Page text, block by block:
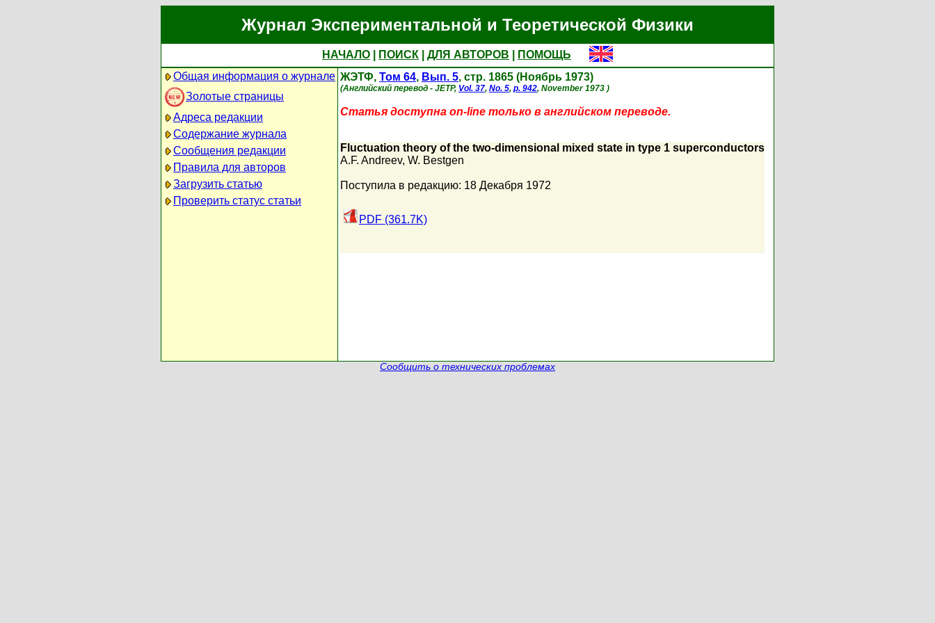
Журнал Экспериментальной и Теоретической Физики
НАЧАЛО ПОИСК ДЛЯ АВТОРОВ
ПОМОЩЬ
Общая информация о журнале
Золотые страницы
Адреса редакции
Содержание журнала
Сообщения редакции
Правила для авторов
Загрузить статью
Проверить статус статьи
ЖЭТФ, Том 64, Вып. 5, стр. 1865 (Ноябрь 1973)
(Английский перевод - JETP, Vol. 37, No. 5, p. 942, November 1973 )
Статья доступна on-line только в английском переводе.
Fluctuation theory of the two-dimensional mixed state in type 1 superconductors
A.F. Andreev, W. Bestgen
Поступила в редакцию: 18 Декабря 1972
PDF (361.7K)
Сообщить о технических проблемах